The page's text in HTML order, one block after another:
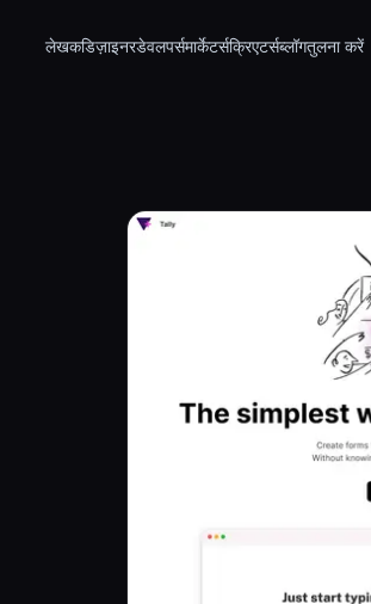
लेखकडिज़ाइनरडेवलपर्समार्केटर्सक्रिएटर्सब्लॉगतुलना करें